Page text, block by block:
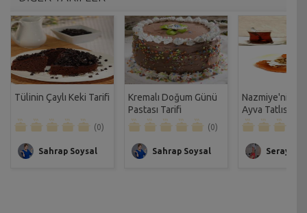
Tülinin Çaylı Keki Tarifi
(0)
Sahrap Soysal
Kremalı Doğum Günü
Pastası Tarifi
(0)
Sahrap Soysal
Nazmiye'nin
Ayva Tatlısı
Seray